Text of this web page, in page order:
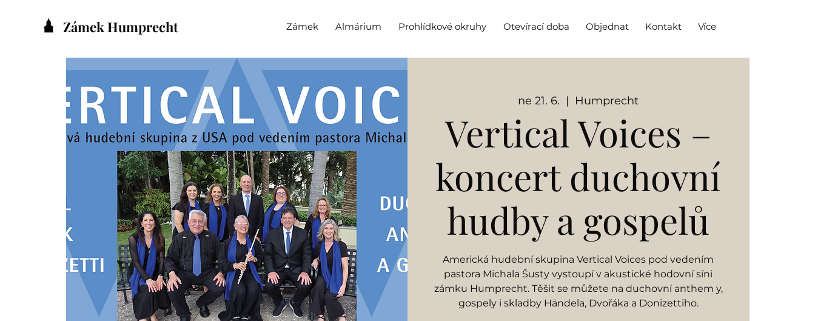
Zámek Humprecht Zámek Almárium Prohlídkové okruhy Otevírací doba Objednat Kontakt Více
ne 21. 6.
  |
Humprecht
Vertical Voices –
koncert duchovní
hudby a gospelů
Americká hudební skupina Vertical Voices pod vedením
pastora Michala Šusty vystoupí v akustické hodovní síni
zámku Humprecht. Těšit se můžete na duchovní anthem y,
gospely i skladby Händela, Dvořáka a Donizettiho.